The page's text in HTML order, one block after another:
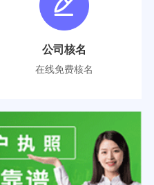
公司核名
在线免费核名